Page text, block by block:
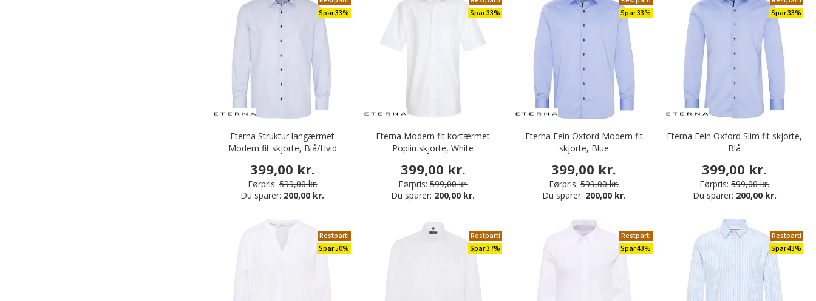
Spar 33%
Eterna Struktur langærmet
Modern fit skjorte, Blå/Hvid
399,00 kr.
Førpris: 599,00 kr.
Du sparer: 200,00 kr.
Spar 33%
Eterna Modern fit kortærmet
Poplin skjorte, White
399,00 kr.
Førpris: 599,00 kr.
Du sparer: 200,00 kr.
Spar 33%
Eterna Fein Oxford Modern fit
skjorte, Blue
399,00 kr.
Førpris: 599,00 kr.
Du sparer: 200,00 kr.
Spar 33%
Eterna Fein Oxford Slim fit skjorte,
Blå
399,00 kr.
Førpris: 599,00 kr.
Du sparer: 200,00 kr.
Restparti
Spar 50%
Restparti
Spar 37%
Restparti
Spar 43%
Restparti
Spar 43%